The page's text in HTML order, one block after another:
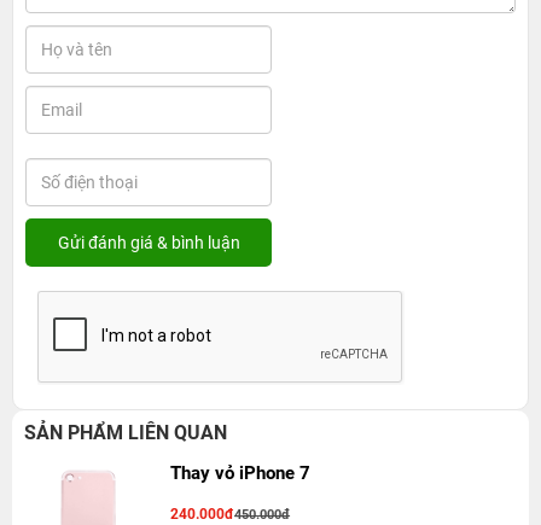
SẢN PHẨM LIÊN QUAN
Thay vỏ iPhone 7
240.000đ450.000đ